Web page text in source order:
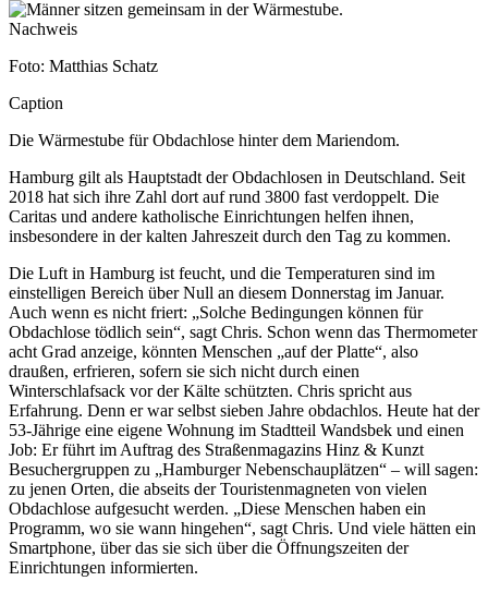
Nachweis
Foto: Matthias Schatz
Caption
Die Wärmestube für Obdachlose hinter dem Mariendom.
Hamburg gilt als Hauptstadt der Obdachlosen in Deutschland. Seit
2018 hat sich ihre Zahl dort auf rund 3800 fast verdoppelt. Die
Caritas und andere katholische Einrichtungen helfen ihnen,
insbesondere in der kalten Jahreszeit durch den Tag zu kommen.
Die Luft in Hamburg ist feucht, und die Temperaturen sind im
einstelligen Bereich über Null an diesem Donnerstag im Januar.
Auch wenn es nicht friert: „Solche Bedingungen können für
Obdachlose tödlich sein“, sagt Chris. Schon wenn das Thermometer
acht Grad anzeige, könnten Menschen „auf der Platte“, also
draußen, erfrieren, sofern sie sich nicht durch einen
Winterschlafsack vor der Kälte schützten. Chris spricht aus
Erfahrung. Denn er war selbst sieben Jahre obdachlos. Heute hat der
53-Jährige eine eigene Wohnung im Stadtteil Wandsbek und einen
Job: Er führt im Auftrag des Straßenmagazins Hinz & Kunzt
Besuchergruppen zu „Hamburger Nebenschauplätzen“ – will sagen:
zu jenen Orten, die abseits der Touristenmagneten von vielen
Obdachlose aufgesucht werden. „Diese Menschen haben ein
Programm, wo sie wann hingehen“, sagt Chris. Und viele hätten ein
Smartphone, über das sie sich über die Öffnungszeiten der
Einrichtungen informierten.